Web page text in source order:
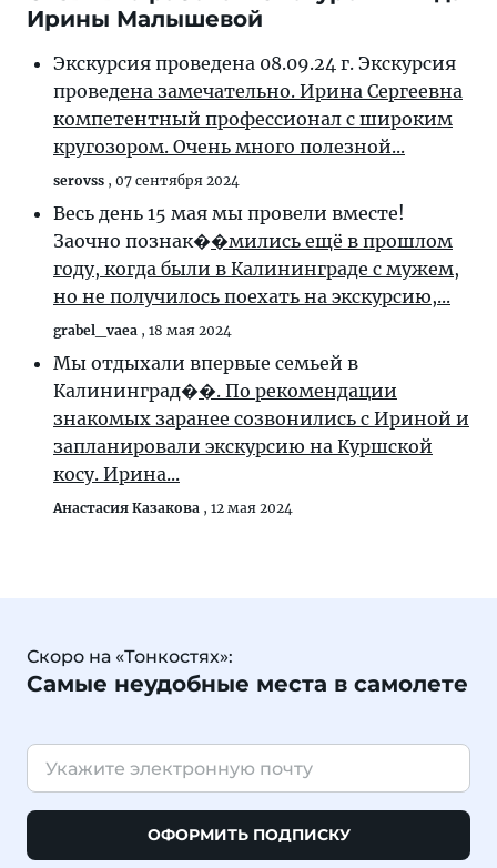
Ирины Малышевой
Экскурсия проведена 08.09.24 г. Экскурсия
проведена замечательно. Ирина Сергеевна
компетентный профессионал с широким
кругозором. Очень много полезной...
serovss , 07 сентября 2024
Весь день 15 мая мы провели вместе!
Заочно познак��мились ещё в прошлом
году, когда были в Калининграде с мужем,
но не получилось поехать на экскурсию,...
grabel_vaea , 18 мая 2024
Мы отдыхали впервые семьей в
Калининград��. По рекомендации
знакомых заранее созвонились с Ириной и
запланировали экскурсию на Куршской
косу. Ирина...
Анастасия Казакова , 12 мая 2024
Скоро на «Тонкостях»:
Самые неудобные места в самолете
ОФОРМИТЬ ПОДПИСКУ